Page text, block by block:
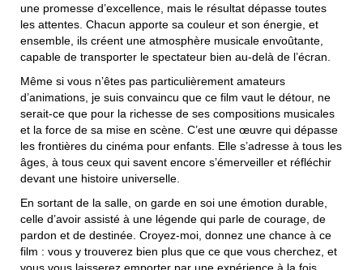
une promesse d’excellence, mais le résultat dépasse toutes
les attentes. Chacun apporte sa couleur et son énergie, et
ensemble, ils créent une atmosphère musicale envoûtante,
capable de transporter le spectateur bien au-delà de l’écran.
Même si vous n’êtes pas particulièrement amateurs
d’animations, je suis convaincu que ce film vaut le détour, ne
serait-ce que pour la richesse de ses compositions musicales
et la force de sa mise en scène. C’est une œuvre qui dépasse
les frontières du cinéma pour enfants. Elle s’adresse à tous les
âges, à tous ceux qui savent encore s’émerveiller et réfléchir
devant une histoire universelle.
En sortant de la salle, on garde en soi une émotion durable,
celle d’avoir assisté à une légende qui parle de courage, de
pardon et de destinée. Croyez-moi, donnez une chance à ce
film : vous y trouverez bien plus que ce que vous cherchez, et